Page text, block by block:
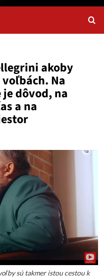
akoby
Na
dôvod, na
a na
sú takmer istou cestou k